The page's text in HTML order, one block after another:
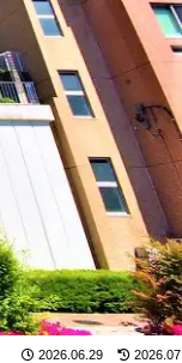
2026.06.29